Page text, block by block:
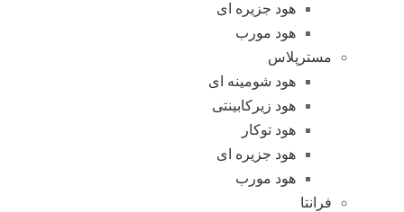
هود جزیره ای
هود مورب
مسترپلاس
هود شومینه ای
هود زیرکابینتی
هود توکار
هود جزیره ای
هود مورب
فرانتا